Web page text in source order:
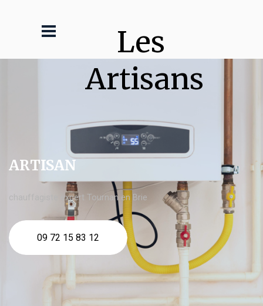
Les
Artisans
ARTISAN
chauffagiste expert Tournan en Brie
09 72 15 83 12